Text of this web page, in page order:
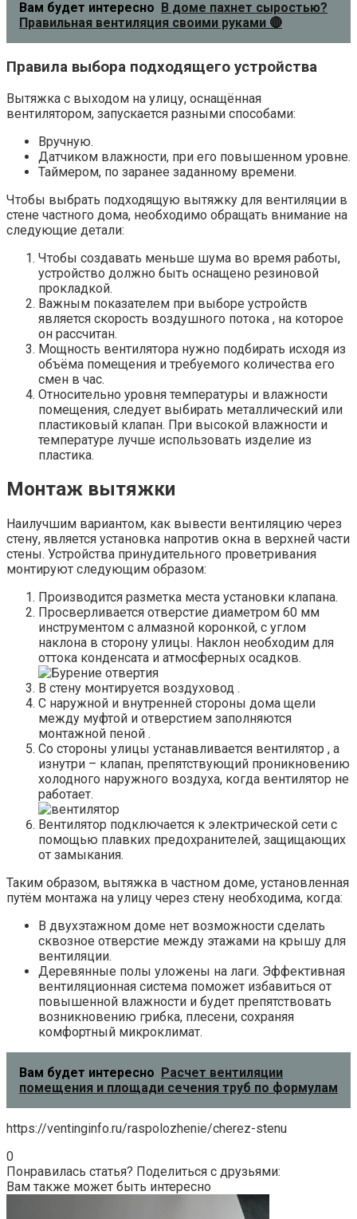
Вам будет интересно В доме пахнет сыростью?
Правильная вентиляция своими руками 🔴
Правила выбора подходящего устройства
Вытяжка с выходом на улицу, оснащённая
вентилятором, запускается разными способами:
Вручную.
Датчиком влажности, при его повышенном уровне.
Таймером, по заранее заданному времени.
Чтобы выбрать подходящую вытяжку для вентиляции в
стене частного дома, необходимо обращать внимание на
следующие детали:
Чтобы создавать меньше шума во время работы,
устройство должно быть оснащено резиновой
прокладкой.
Важным показателем при выборе устройств
является скорость воздушного потока , на которое
он рассчитан.
Мощность вентилятора нужно подбирать исходя из
объёма помещения и требуемого количества его
смен в час.
Относительно уровня температуры и влажности
помещения, следует выбирать металлический или
пластиковый клапан. При высокой влажности и
температуре лучше использовать изделие из
пластика.
Монтаж вытяжки
Наилучшим вариантом, как вывести вентиляцию через
стену, является установка напротив окна в верхней части
стены. Устройства принудительного проветривания
монтируют следующим образом:
Производится разметка места установки клапана.
Просверливается отверстие диаметром 60 мм
инструментом с алмазной коронкой, с углом
наклона в сторону улицы. Наклон необходим для
оттока конденсата и атмосферных осадков.
В стену монтируется воздуховод .
С наружной и внутренней стороны дома щели
между муфтой и отверстием заполняются
монтажной пеной .
Со стороны улицы устанавливается вентилятор , а
изнутри – клапан, препятствующий проникновению
холодного наружного воздуха, когда вентилятор не
работает.
Вентилятор подключается к электрической сети с
помощью плавких предохранителей, защищающих
от замыкания.
Таким образом, вытяжка в частном доме, установленная
путём монтажа на улицу через стену необходима, когда:
В двухэтажном доме нет возможности сделать
сквозное отверстие между этажами на крышу для
вентиляции.
Деревянные полы уложены на лаги. Эффективная
вентиляционная система поможет избавиться от
повышенной влажности и будет препятствовать
возникновению грибка, плесени, сохраняя
комфортный микроклимат.
Вам будет интересно
Расчет вентиляции
помещения и площади сечения труб по формулам
https://ventinginfo.ru/raspolozhenie/cherez-stenu
0
Понравилась статья? Поделиться с друзьями:
Вам также может быть интересно